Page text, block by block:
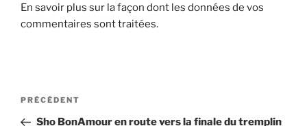
En savoir plus sur la façon dont les données de vos
commentaires sont traitées.
Navigation
Article
précédent
PRÉCÉDENT
Sho BonAmour en route vers la finale du tremplin